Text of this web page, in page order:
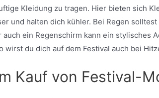
Kleidung zu tragen. Hier bieten sich
und halten dich kühler. Bei Regen
auch ein Regenschirm kann ein
wirst du dich auf dem Festival auch bei
Kauf von Festival-